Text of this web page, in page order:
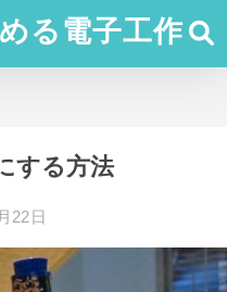
る電子工作
する方法
22日